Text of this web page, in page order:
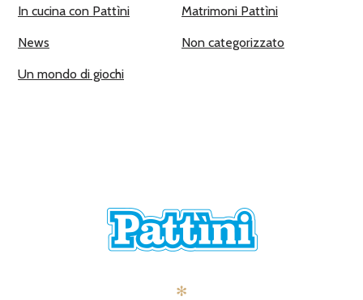
In cucina con Pattìni Matrimoni Pattìni
News Non categorizzato
Un mondo di giochi
✻